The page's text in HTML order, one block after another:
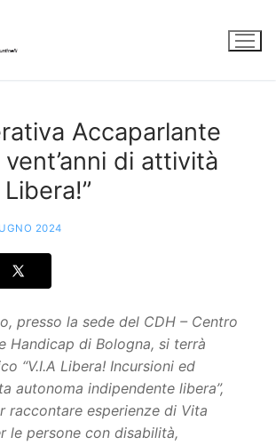
Accaparlante
di attività
2024
presso la sede del CDH – Centro
Handicap di Bologna, si terrà
“V.I.A Libera! Incursioni ed
autonoma indipendente libera”,
raccontare esperienze di Vita
le persone con disabilità,